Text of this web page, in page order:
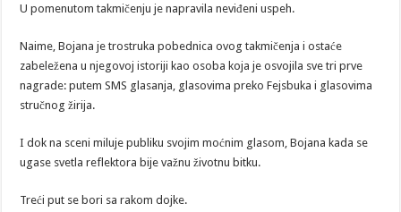
U pomenutom takmičenju je napravila neviđeni uspeh.
Naime, Bojana je trostruka pobednica ovog takmičenja i ostaće
zabeležena u njegovoj istoriji kao osoba koja je osvojila sve tri prve
nagrade: putem SMS glasanja, glasovima preko Fejsbuka i glasovima
stručnog žirija.
I dok na sceni miluje publiku svojim moćnim glasom, Bojana kada se
ugase svetla reflektora bije važnu životnu bitku.
Treći put se bori sa rakom dojke.